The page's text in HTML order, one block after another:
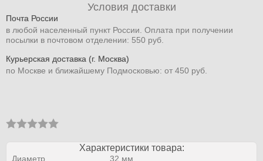
Условия доставки
Почта России
в любой населенный пункт России. Оплата при получении
посылки в почтовом отделении: 550 руб.
Курьерская доставка (г. Москва)
по Москве и ближайшему Подмосковью: от 450 руб.
Характеристики товара:
Диаметр
32 мм